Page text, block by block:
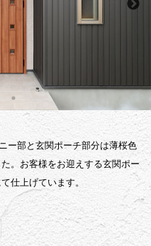
ー部と玄関ポーチ部分は薄桜色
。お客様をお迎えする玄関ポー
仕上げています。